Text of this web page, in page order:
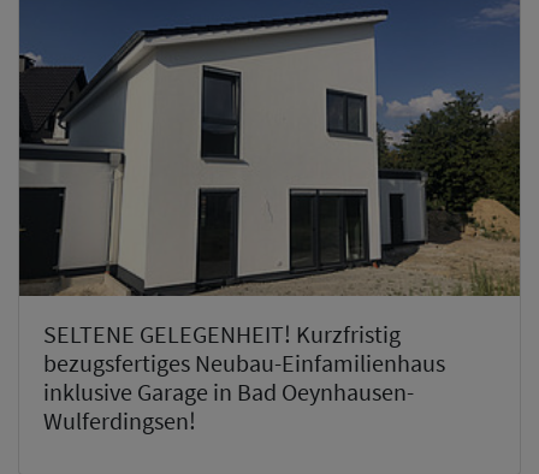
SELTENE GELEGENHEIT! Kurzfristig
bezugsfertiges Neubau-Einfamilienhaus
inklusive Garage in Bad Oeynhausen-
Wulferdingsen!